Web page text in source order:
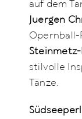
auf dem
Juergen
stilvolle
Tänze.